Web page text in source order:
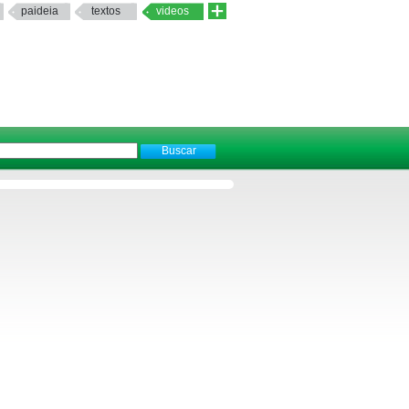
paideia textos videos